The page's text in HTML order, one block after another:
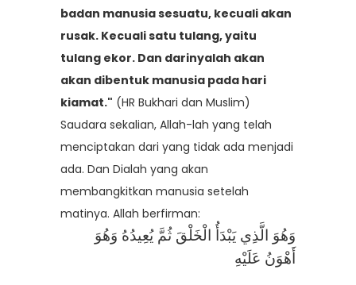
badan manusia sesuatu, kecuali akan
rusak. Kecuali satu tulang, yaitu
tulang ekor. Dan darinyalah akan
akan dibentuk manusia pada hari
kiamat." (HR Bukhari dan Muslim)
Saudara sekalian, Allah-lah yang telah
menciptakan dari yang tidak ada menjadi
ada. Dan Dialah yang akan
membangkitkan manusia setelah
matinya. Allah berfirman:
وَهُوَ الَّذِي يَبْدَأُ الْخَلْقَ ثُمَّ يُعِيدُهُ وَهُوَ
أَهْوَنُ عَلَيْهِ